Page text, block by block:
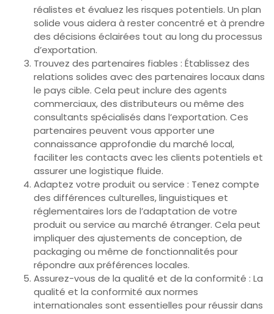
réalistes et évaluez les risques potentiels. Un plan
solide vous aidera à rester concentré et à prendre
des décisions éclairées tout au long du processus
d’exportation.
Trouvez des partenaires fiables : Établissez des
relations solides avec des partenaires locaux dans
le pays cible. Cela peut inclure des agents
commerciaux, des distributeurs ou même des
consultants spécialisés dans l’exportation. Ces
partenaires peuvent vous apporter une
connaissance approfondie du marché local,
faciliter les contacts avec les clients potentiels et
assurer une logistique fluide.
Adaptez votre produit ou service : Tenez compte
des différences culturelles, linguistiques et
réglementaires lors de l’adaptation de votre
produit ou service au marché étranger. Cela peut
impliquer des ajustements de conception, de
packaging ou même de fonctionnalités pour
répondre aux préférences locales.
Assurez-vous de la qualité et de la conformité : La
qualité et la conformité aux normes
internationales sont essentielles pour réussir dans